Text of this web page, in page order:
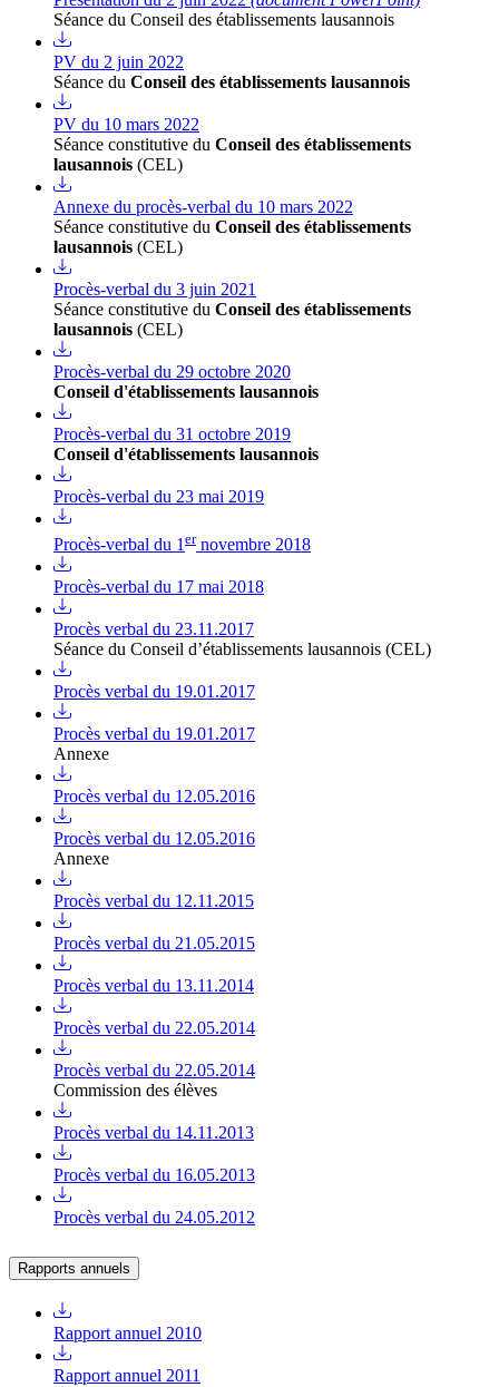
Séance du Conseil des établissements lausannois
PV du 2 juin 2022
Séance du Conseil des établissements lausannois
PV du 10 mars 2022
Séance constitutive du Conseil des établissements
lausannois (CEL)
Annexe du procès-verbal du 10 mars 2022
Séance constitutive du Conseil des établissements
lausannois (CEL)
Procès-verbal du 3 juin 2021
Séance constitutive du Conseil des établissements
lausannois (CEL)
Procès-verbal du 29 octobre 2020
Conseil d'établissements lausannois
Procès-verbal du 31 octobre 2019
Conseil d'établissements lausannois
Procès-verbal du 23 mai 2019
Procès-verbal du 1 ernovembre 2018
Procès-verbal du 17 mai 2018
Procès verbal du 23.11.2017
Séance du Conseil d’établissements lausannois (CEL)
Procès verbal du 19.01.2017
Procès verbal du 19.01.2017
Annexe
Procès verbal du 12.05.2016
Procès verbal du 12.05.2016
Annexe
Procès verbal du 12.11.2015
Procès verbal du 21.05.2015
Procès verbal du 13.11.2014
Procès verbal du 22.05.2014
Procès verbal du 22.05.2014
Commission des élèves
Procès verbal du 14.11.2013
Procès verbal du 16.05.2013
Procès verbal du 24.05.2012
Rapports annuels
Rapport annuel 2010
Rapport annuel 2011